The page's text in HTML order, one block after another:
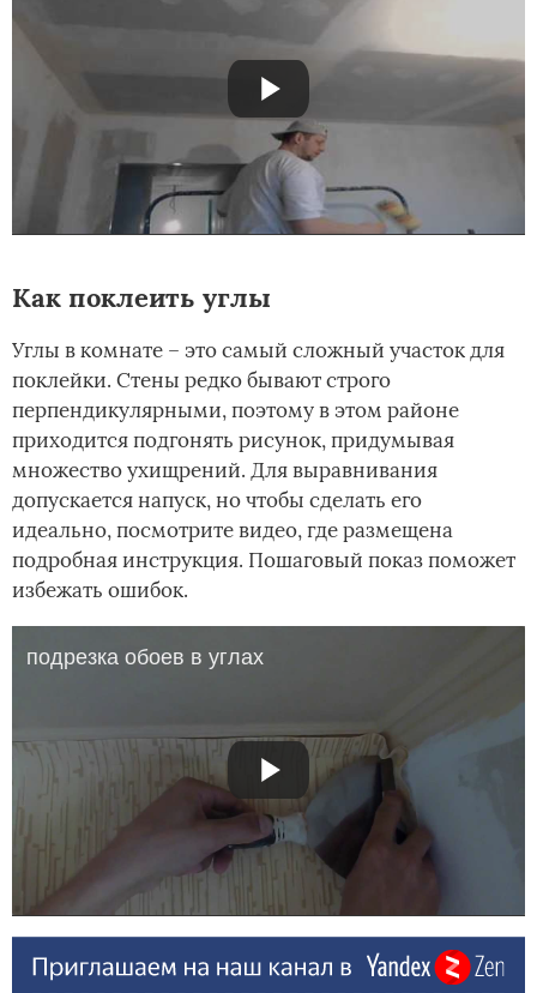
Как поклеить углы
Углы в комнате – это самый сложный участок для
поклейки. Стены редко бывают строго
перпендикулярными, поэтому в этом районе
приходится подгонять рисунок, придумывая
множество ухищрений. Для выравнивания
допускается напуск, но чтобы сделать его
идеально, посмотрите видео, где размещена
подробная инструкция. Пошаговый показ поможет
избежать ошибок.
подрезка обоев в углах